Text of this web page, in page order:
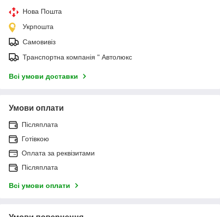
Нова Пошта
Укрпошта
Самовивіз
Транспортна компанія " Автолюкс
Всі умови доставки
Умови оплати
Післяплата
Готівкою
Оплата за реквізитами
Післяплата
Всі умови оплати